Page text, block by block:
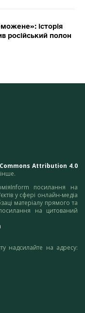
історія
російський полон
Attribution 4.0
посилання на
у сфері онлайн-медіа
матеріалу прямого та
на цитований
надсилайте на адресу: